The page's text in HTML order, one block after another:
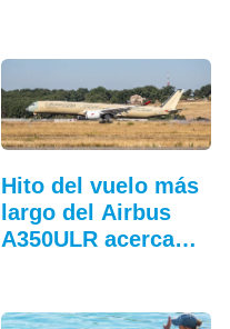
Hito del vuelo más
largo del Airbus
A350ULR acerca…